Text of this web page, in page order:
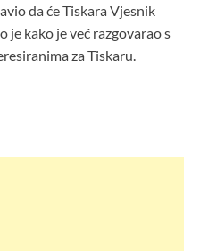
da će Tiskara Vjesnik
je kako je već razgovarao s
za Tiskaru.